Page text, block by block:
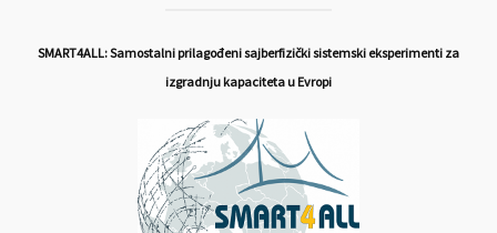
SMART4ALL: Samostalni prilagođeni sajberfizički sistemski eksperimenti za
izgradnju kapaciteta u Evropi